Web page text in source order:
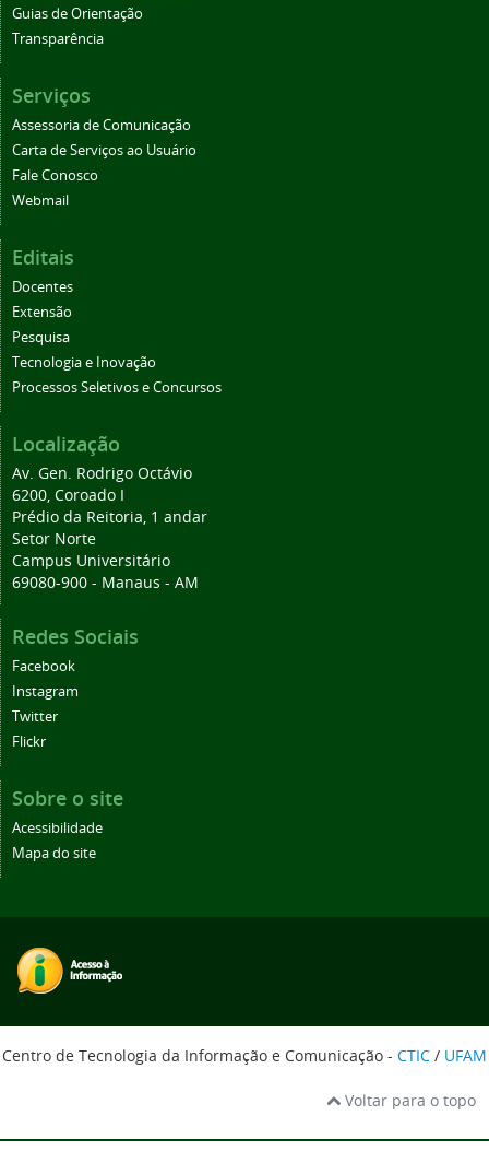
Guias de Orientação
Transparência
Serviços
Assessoria de Comunicação
Carta de Serviços ao Usuário
Fale Conosco
Webmail
Editais
Docentes
Extensão
Pesquisa
Tecnologia e Inovação
Processos Seletivos e Concursos
Localização
Av. Gen. Rodrigo Octávio
6200, Coroado I
Prédio da Reitoria, 1 andar
Setor Norte
Campus Universitário
69080-900 - Manaus - AM
Redes Sociais
Facebook
Instagram
Twitter
Flickr
Sobre o site
Acessibilidade
Mapa do site
Centro de Tecnologia da Informação e Comunicação - CTIC / UFAM
Voltar para o topo